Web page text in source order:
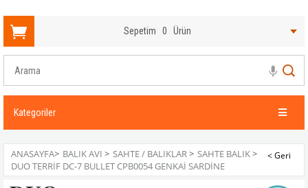
Sepetim 0 Ürün
Kategoriler
ANASAYFA> BALIK AVI > SAHTE / BALIKLAR> SAHTE BALIK>
DUO TERRIF DC-7 BULLET CPB0054 GENKAI SARDINE